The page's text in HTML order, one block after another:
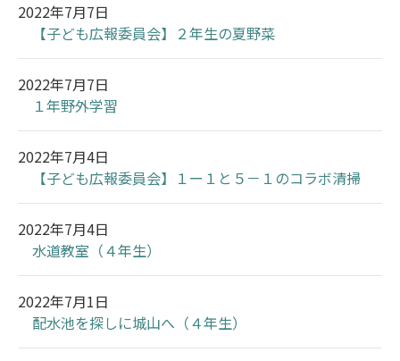
2022年7月7日
【子ども広報委員会】２年生の夏野菜
2022年7月7日
１年野外学習
2022年7月4日
【子ども広報委員会】１ー１と５－１のコラボ清掃
2022年7月4日
水道教室（４年生）
2022年7月1日
配水池を探しに城山へ（４年生）